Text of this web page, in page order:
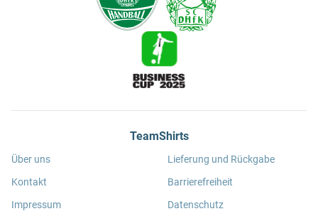
TeamShirts
Über uns
Kontakt
Impressum
Lieferung und Rückgabe
Barrierefreiheit
Datenschutz